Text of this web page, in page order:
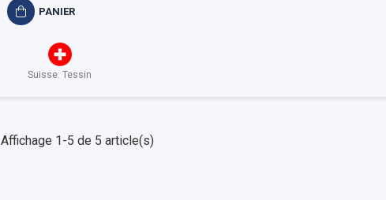
PANIER
Suisse: Tessin
Affichage 1-5 de 5 article(s)